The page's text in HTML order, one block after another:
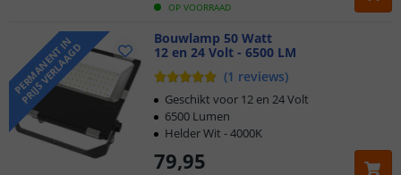
OP VOORRAAD
P
E
R
M
A
N
E
N
T
I
N
P
R
I
J
S
V
E
R
L
A
A
G
D
Bouwlamp 50 Watt
12 en 24 Volt - 6500 LM
(1 reviews)
79,95
Geschikt voor 12 en 24 Volt
6500 Lumen
Helder Wit - 4000K